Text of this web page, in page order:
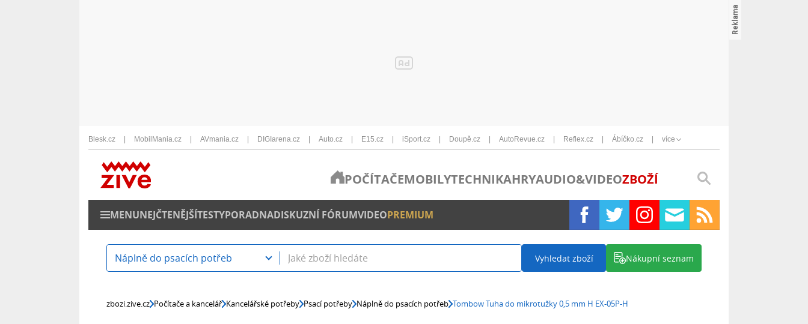
Blesk.cz MobilMania.cz AVmania.cz DIGIarena.cz Auto.cz E15.cz iSport.cz Doupě.cz AutoRevue.cz Reflex.cz Ábíčko.cz více
POČÍTAČEMOBILYTECHNIKAHRYAUDIO&VIDEOZBOŽÍ
MENUNEJČTENĚJŠÍTESTYPORADNADISKUZNÍ FÓRUMVIDEOPREMIUM
Náplně do psacích potřeb Vyhledat zboží Nákupní seznam
zbozi.zive.cz Počítače a kancelář Kancelářské potřeby Psací potřeby Náplně do psacích potřeb Tombow Tuha do mikrotužky 0,5 mm H EX-05P-H